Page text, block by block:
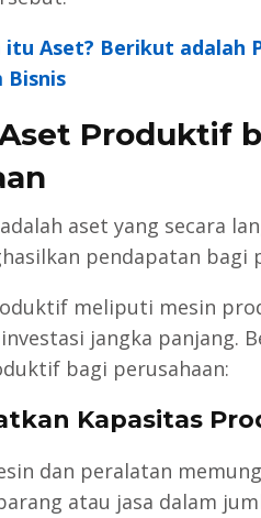
itu Aset? Berikut adalah
Bisnis
Produktif
aset yang secara
pendapatan bagi
meliputi mesin
jangka panjang.
bagi perusahaan:
Kapasitas
dan peralatan
atau jasa dalam